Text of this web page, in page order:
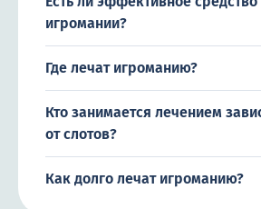
игромании?
Где лечат игроманию?
Кто занимается лечением
от слотов?
Как долго лечат игроманию?